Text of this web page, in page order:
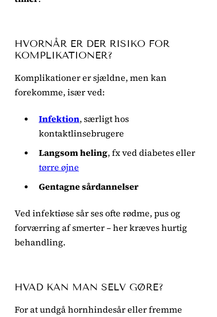
HVORNÅR ER DER RISIKO FOR
KOMPLIKATIONER?
Komplikationer er sjældne, men kan
forekomme, især ved:
Infektion, særligt hos
kontaktlinsebrugere
Langsom heling, fx ved diabetes eller
tørre øjne
Gentagne sårdannelser
Ved infektiøse sår ses ofte rødme, pus og
forværring af smerter – her kræves hurtig
behandling.
HVAD KAN MAN SELV GØRE?
For at undgå hornhindesår eller fremme